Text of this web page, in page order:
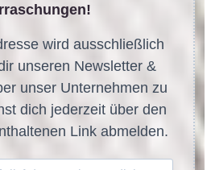
wird ausschließlich
unseren Newsletter &
unser Unternehmen zu
dich jederzeit über den
Link abmelden.